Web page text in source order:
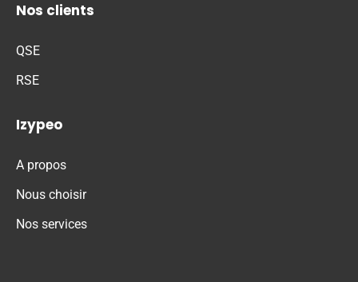
Nos clients
QSE
RSE
Izypeo
A propos
Nous choisir
Nos services